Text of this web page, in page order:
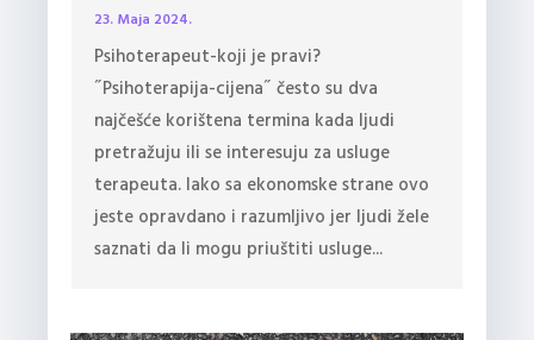
23. Maja 2024.
Psihoterapeut-koji je pravi?
˝Psihoterapija-cijena˝ često su dva
najčešće korištena termina kada ljudi
pretražuju ili se interesuju za usluge
terapeuta. Iako sa ekonomske strane ovo
jeste opravdano i razumljivo jer ljudi žele
saznati da li mogu priuštiti usluge...